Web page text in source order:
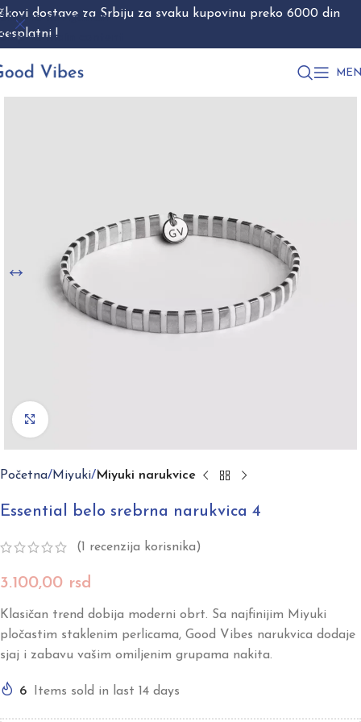
Skip to navigation
Skip to main content
Početna Miyuki Miyuki narukvice
Essential belo srebrna narukvica 4
(1 recenzija korisnika)
3.100,00 rsd
Klasičan trend dobija moderni obrt. Sa najfinijim Miyuki
pločastim staklenim perlicama, Good Vibes narukvica dodaje
sjaj i zabavu vašim omiljenim grupama nakita.
6 Items sold in last 14 days
dostave za Srbiju za svaku kupovinu preko 6000 din
!